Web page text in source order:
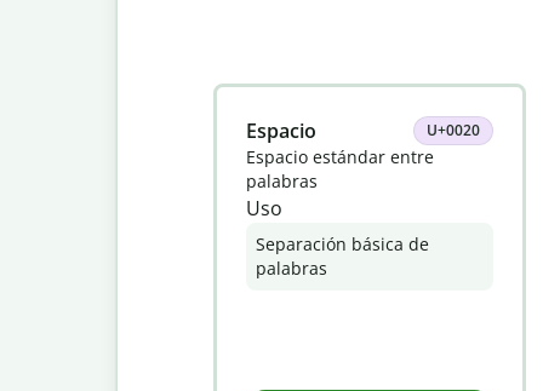
Slide 1 of 8
Espacio U+0020
Espacio estándar entre
palabras
Uso
Separación básica de
palabras